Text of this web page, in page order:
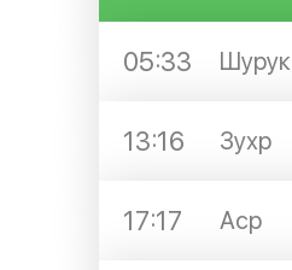
05:33 Шурук
13:16 Зухр
17:17 Аср